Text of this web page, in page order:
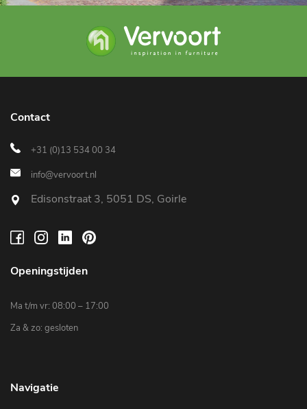
Contact
+31 (0)13 534 00 34
info@vervoort.nl
Edisonstraat 3, 5051 DS, Goirle
Openingstijden
Ma t/m vr: 08:00 – 17:00
Za & zo: gesloten
Navigatie